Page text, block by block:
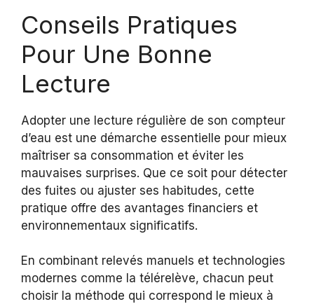
Conseils Pratiques
Pour Une Bonne
Lecture
Adopter une lecture régulière de son compteur
d’eau est une démarche essentielle pour mieux
maîtriser sa consommation et éviter les
mauvaises surprises. Que ce soit pour détecter
des fuites ou ajuster ses habitudes, cette
pratique offre des avantages financiers et
environnementaux significatifs.
En combinant relevés manuels et technologies
modernes comme la télérelève, chacun peut
choisir la méthode qui correspond le mieux à